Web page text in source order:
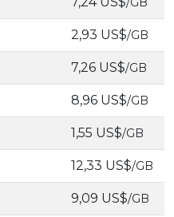
2,93 US$/GB
7,26 US$/GB
8,96 US$/GB
1,55 US$/GB
12,33 US$/GB
9,09 US$/GB